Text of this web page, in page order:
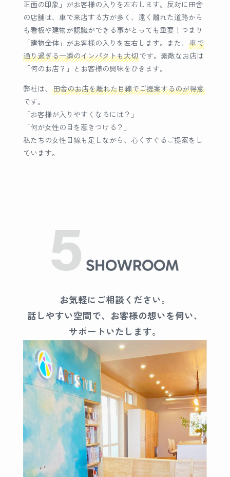
正面の印象」がお客様の入りを左右します。反対に田舎
の店舗は、車で来店する方が多く、遠く離れた道路から
も看板や建物が認識ができる事がとっても重要！つまり
「建物全体」がお客様の入りを左右します。また、
車で
通り過ぎる一瞬のインパクトも大切です。素敵なお店は
「何のお店？」とお客様の興味をひきます。
弊社は、
田舎のお店を離れた目線でご提案するのが得意
です。
「お客様が入りやすくなるには？」
「何が女性の目を惹きつける？」
私たちの女性目線も足しながら、心くすぐるご提案をし
ています。
お気軽にご相談ください。
話しやすい空間で、お客様の想いを伺い、
サポートいたします。